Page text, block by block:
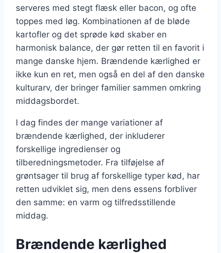
serveres med stegt flæsk eller bacon, og ofte
toppes med løg. Kombinationen af de bløde
kartofler og det sprøde kød skaber en
harmonisk balance, der gør retten til en favorit i
mange danske hjem. Brændende kærlighed er
ikke kun en ret, men også en del af den danske
kulturarv, der bringer familier sammen omkring
middagsbordet.
I dag findes der mange variationer af
brændende kærlighed, der inkluderer
forskellige ingredienser og
tilberedningsmetoder. Fra tilføjelse af
grøntsager til brug af forskellige typer kød, har
retten udviklet sig, men dens essens forbliver
den samme: en varm og tilfredsstillende
middag.
Brændende kærlighed